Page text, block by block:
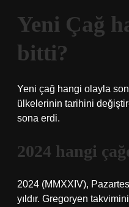
Yeni Çağ
bitti?
Yeni çağ hangi olayla
ülkelerinin tarihini
sona erdi.
2024 hangi
2024 (MMXXIV),
yıldır. Gregoryen